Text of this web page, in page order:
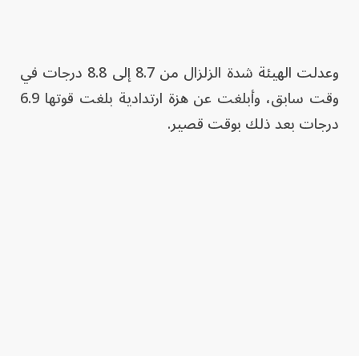
وعدلت الهيئة شدة الزلزال من 8.7 إلى 8.8 درجات في
وقت سابق، وأبلغت عن هزة ارتدادية بلغت قوتها 6.9
درجات بعد ذلك بوقت قصير.